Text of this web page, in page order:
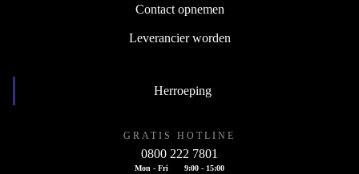
Contact opnemen
Leverancier worden
Herroeping
GRATIS HOTLINE
0800 222 7801
Mon - Fri 9:00 - 15:00